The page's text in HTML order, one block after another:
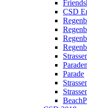
CSD
Parade